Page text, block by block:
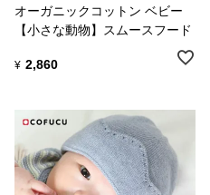
オーガニックコットン ベビー
【小さな動物】スムースフード
¥ 2,860